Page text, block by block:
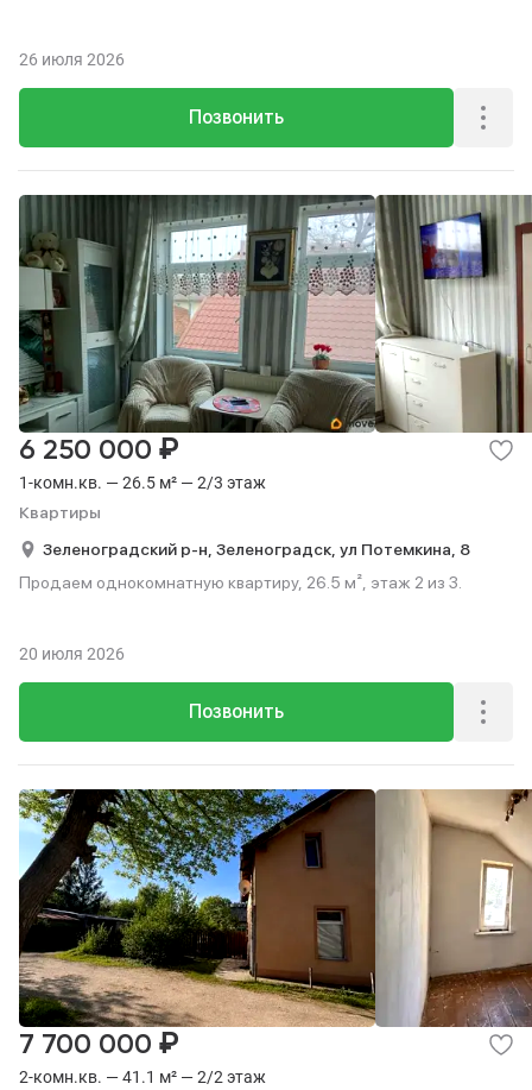
Позвонить
26 июля 2026
1-комн.кв. — 26.5 м² — 2/3 этаж
Квартиры
6 250 000 ₽
Зеленоградский р-н, Зеленоградск, ул Потемкина, 8
Продаем однокомнатную квартиру, 26.5 м², этаж 2 из 3.
Позвонить
20 июля 2026
2-комн.кв. — 41.1 м² — 2/2 этаж
7 700 000 ₽